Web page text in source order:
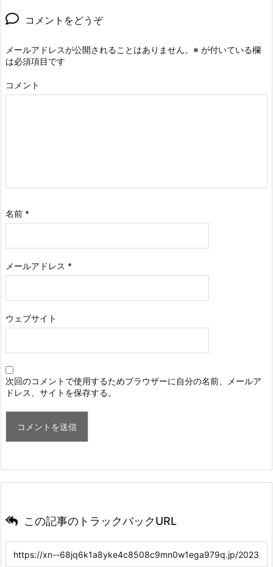
コメントをどうぞ
メールアドレスが公開されることはありません。 ※ が付いている欄
は必須項目です
コメント
名前 *
メールアドレス *
ウェブサイト
次回のコメントで使用するためブラウザーに自分の名前、メールア
ドレス、サイトを保存する。
この記事のトラックバックURL